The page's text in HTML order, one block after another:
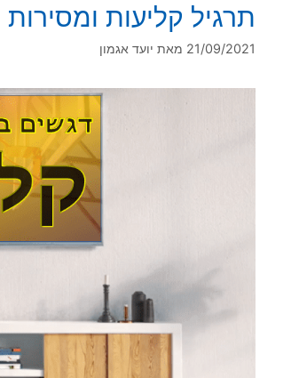
תרגיל קליעות ומסירות
21/09/2021 מאת יועד אגמון